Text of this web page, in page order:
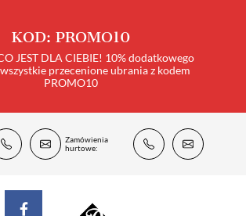
KOD: PROMO10
JEST DLA CIEBIE! 10% dodatkowego
przecenione ubrania z kodem
PROMO10
Zamówienia
hurtowe: